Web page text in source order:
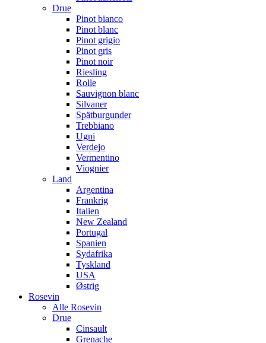
Drue
Pinot bianco
Pinot blanc
Pinot grigio
Pinot gris
Pinot noir
Riesling
Rolle
Sauvignon blanc
Silvaner
Spätburgunder
Trebbiano
Ugni
Verdejo
Vermentino
Viognier
Land
Argentina
Frankrig
Italien
New Zealand
Portugal
Spanien
Sydafrika
Tyskland
USA
Østrig
Rosevin
Alle Rosevin
Drue
Cinsault
Grenache